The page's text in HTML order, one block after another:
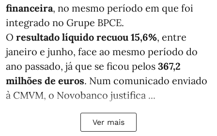
financeira, no mesmo período em que foi
integrado no Grupe BPCE.
O resultado líquido recuou 15,6%, entre
janeiro e junho, face ao mesmo período do
ano passado, já que se ficou pelos 367,2
milhões de euros. Num comunicado enviado
à CMVM, o Novobanco justifica ...
Ver mais